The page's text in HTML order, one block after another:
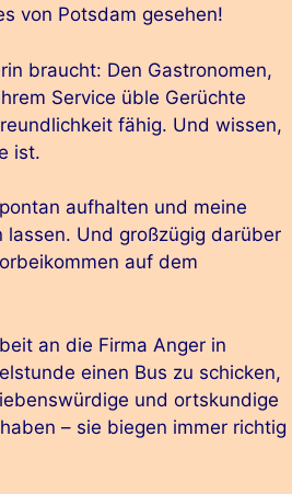
von Potsdam gesehen!
braucht: Den Gastronomen,
Service üble Gerüchte
fähig. Und wissen,
ist.
aufhalten und meine
lassen. Und großzügig darüber
auf dem
an die Firma Anger in
einen Bus zu schicken,
und ortskundige
– sie biegen immer richtig